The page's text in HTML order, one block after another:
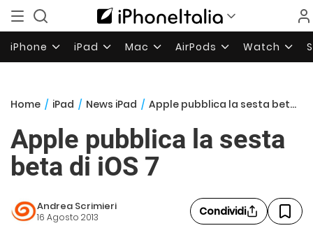
iPhone iPad Mac AirPods Watch
Home / iPad / News iPad / Apple pubblica la sesta beta di iOS 7
Apple pubblica la sesta
beta di iOS 7
Andrea Scrimieri
16 Agosto 2013 Condividi